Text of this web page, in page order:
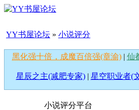
YY书屋论坛 » 小说评分
黑化强十倍，成魔百倍强(章渝)| 仙
星辰之主(减肥专家)| 星空职业者(
小说评分平台